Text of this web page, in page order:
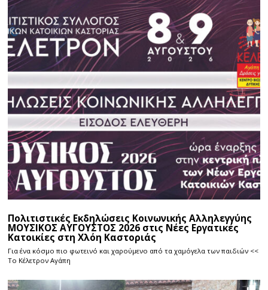
Πολιτιστικές Εκδηλώσεις Κοινωνικής Αλληλεγγύης
ΜΟΥΣΙΚΟΣ ΑΥΓΟΥΣΤΟΣ 2026 στις Νέες Εργατικές
Κατοικίες στη Χλόη Καστοριάς
Για ένα κόσμο πιο φωτεινό και χαρούμενο από τα χαμόγελα των παιδιών <<
Το Κέλετρον Αγάπη